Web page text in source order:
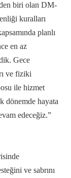
biri olan DM-
kuralları
planlı
en az
Gece
ve fiziki
ile hizmet
dönemde hayata
edeceğiz.”
ve sabrını